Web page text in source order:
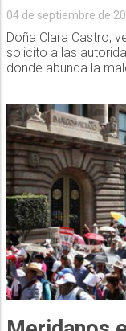
04 de septiembre de
Doña Clara Castro,
solicito a las
donde abunda la